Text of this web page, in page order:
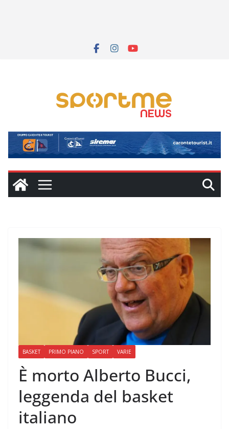
BASKET PRIMO PIANO SPORT VARIE
È morto Alberto Bucci,
leggenda del basket
italiano